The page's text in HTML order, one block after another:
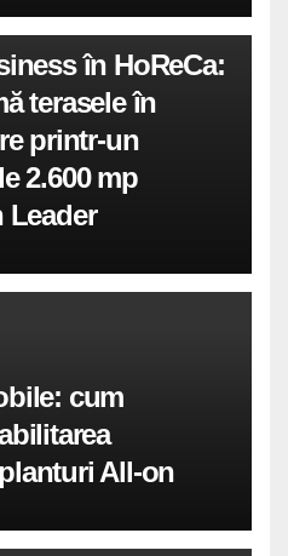
în HoReCa:
terasele în
printr-un
2.600 mp
Leader
cum
All-on